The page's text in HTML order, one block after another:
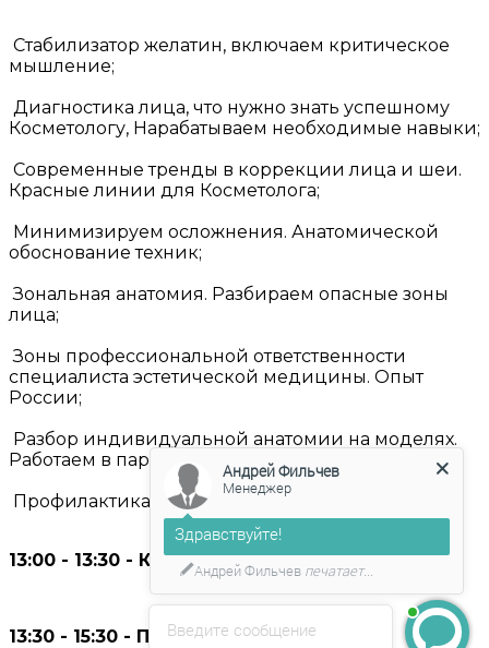
Стабилизатор желатин, включаем критическое
мышление;
Диагностика лица, что нужно знать успешному
Косметологу, Нарабатываем необходимые навыки;
Современные тренды в коррекции лица и шеи.
Красные линии для Косметолога;
Минимизируем осложнения. Анатомической
обоснование техник;
Зональная анатомия. Разбираем опасные зоны
лица;
Зоны профессиональной ответственности
специалиста эстетической медицины. Опыт
России;
Разбор индивидуальной анатомии на моделях.
Работаем в парах;
Профилактика нежелательных явлений;
13:00 - 13:30 - Кофе-брейк.
13:30 - 15:30 - Практическая часть.
Введите сообщение
Андрей Фильчев
Менеджер
Здравствуйте!
Андрей Фильчев печатает...